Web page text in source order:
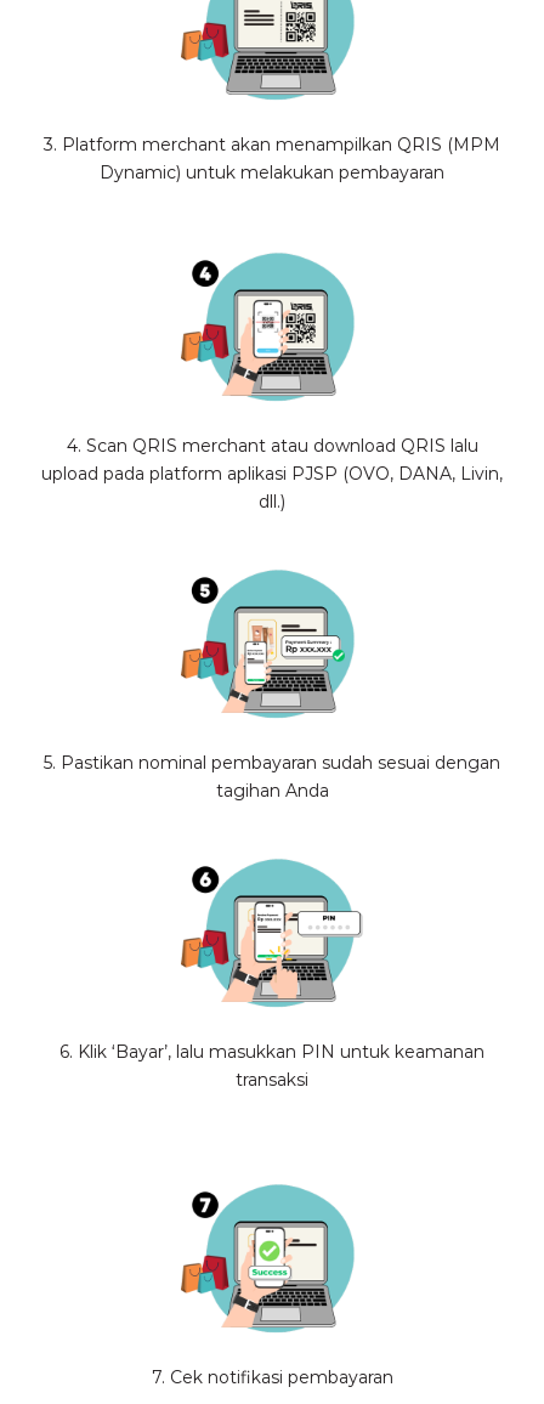
3. Platform merchant akan menampilkan QRIS (MPM
Dynamic) untuk melakukan pembayaran
4. Scan QRIS merchant atau download QRIS lalu
upload pada platform aplikasi PJSP (OVO, DANA, Livin,
dll.)
5. Pastikan nominal pembayaran sudah sesuai dengan
tagihan Anda
6. Klik ‘Bayar’, lalu masukkan PIN untuk keamanan
transaksi
7. Cek notifikasi pembayaran